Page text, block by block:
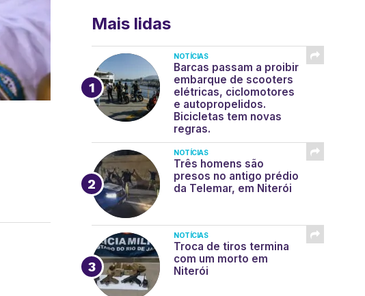
Mais lidas
NOTÍCIAS
Barcas passam a proibir
embarque de scooters
elétricas, ciclomotores
e autopropelidos.
Bicicletas tem novas
regras.
NOTÍCIAS
Três homens são
presos no antigo prédio
da Telemar, em Niterói
NOTÍCIAS
Troca de tiros termina
com um morto em
Niterói